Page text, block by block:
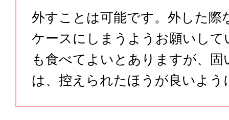
外すことは可能です。外した際
ケースにしまうようお願いして
も食べてよいとありますが、
は、控えられたほうが良いよう